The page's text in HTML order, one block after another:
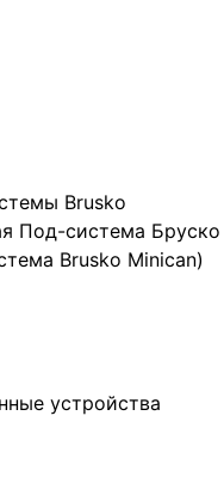
Brusko
Под-система Бруско
Brusko Minican)
устройства